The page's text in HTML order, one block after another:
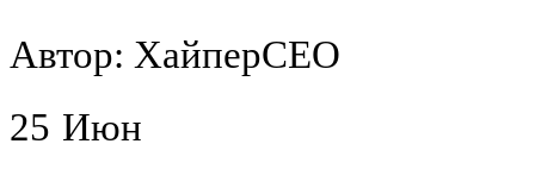
Автор: ХайперСЕО
25 Июн